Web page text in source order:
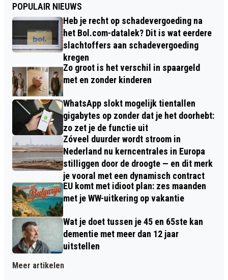
POPULAIR NIEUWS
Heb je recht op schadevergoeding na
het Bol.com-datalek? Dit is wat eerdere
slachtoffers aan schadevergoeding
kregen
Zo groot is het verschil in spaargeld
met en zonder kinderen
WhatsApp slokt mogelijk tientallen
gigabytes op zonder dat je het doorhebt:
zo zet je de functie uit
Zóveel duurder wordt stroom in
Nederland nu kerncentrales in Europa
stilliggen door de droogte — en dit merk
je vooral met een dynamisch contract
EU komt met idioot plan: zes maanden
met je WW-uitkering op vakantie
Wat je doet tussen je 45 en 65ste kan
dementie met meer dan 12 jaar
uitstellen
Meer artikelen